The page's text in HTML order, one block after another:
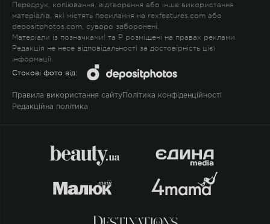
Передрук, копіювання, відтворення або інше використання
матеріалів, які містять посилання на rexfeatures.com або
depositphotos.com, суворо заборонені.
Матеріали із позначками! та P розміщені на правах реклами.
Редакція не несе відповідальності за достовірність цієї
інформації.
Стокові фото від:
Правила використання сайту Політика конфіденційності
Редакційна політика